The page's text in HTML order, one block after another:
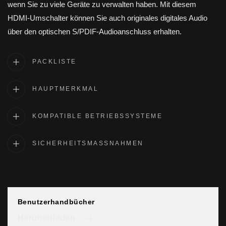
wenn Sie zu viele Geräte zu verwalten haben. Mit diesem
HDMI-Umschalter können Sie auch originales digitales Audio
über den optischen S/PDIF-Audioanschluss erhalten.
PACKLISTE
HAUPTMERKMAL
KOMPATIBLE BETRIEBSSYSTEME
SICHERHEITSMASSNAHMEN
Benutzerhandbücher